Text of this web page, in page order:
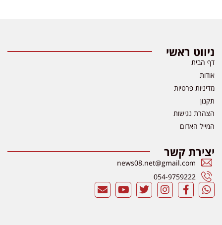
ניווט ראשי
דף הבית
אודות
מדיניות פרטיות
תקנון
הצהרת נגישות
המייל האדום
יצירת קשר
news08.net@gmail.com
054-9759222